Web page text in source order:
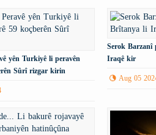
yên Turkiyê li peravên
Sûrî rizgar kirin
Serok Barzanî
Iraqê kir
Aug 05